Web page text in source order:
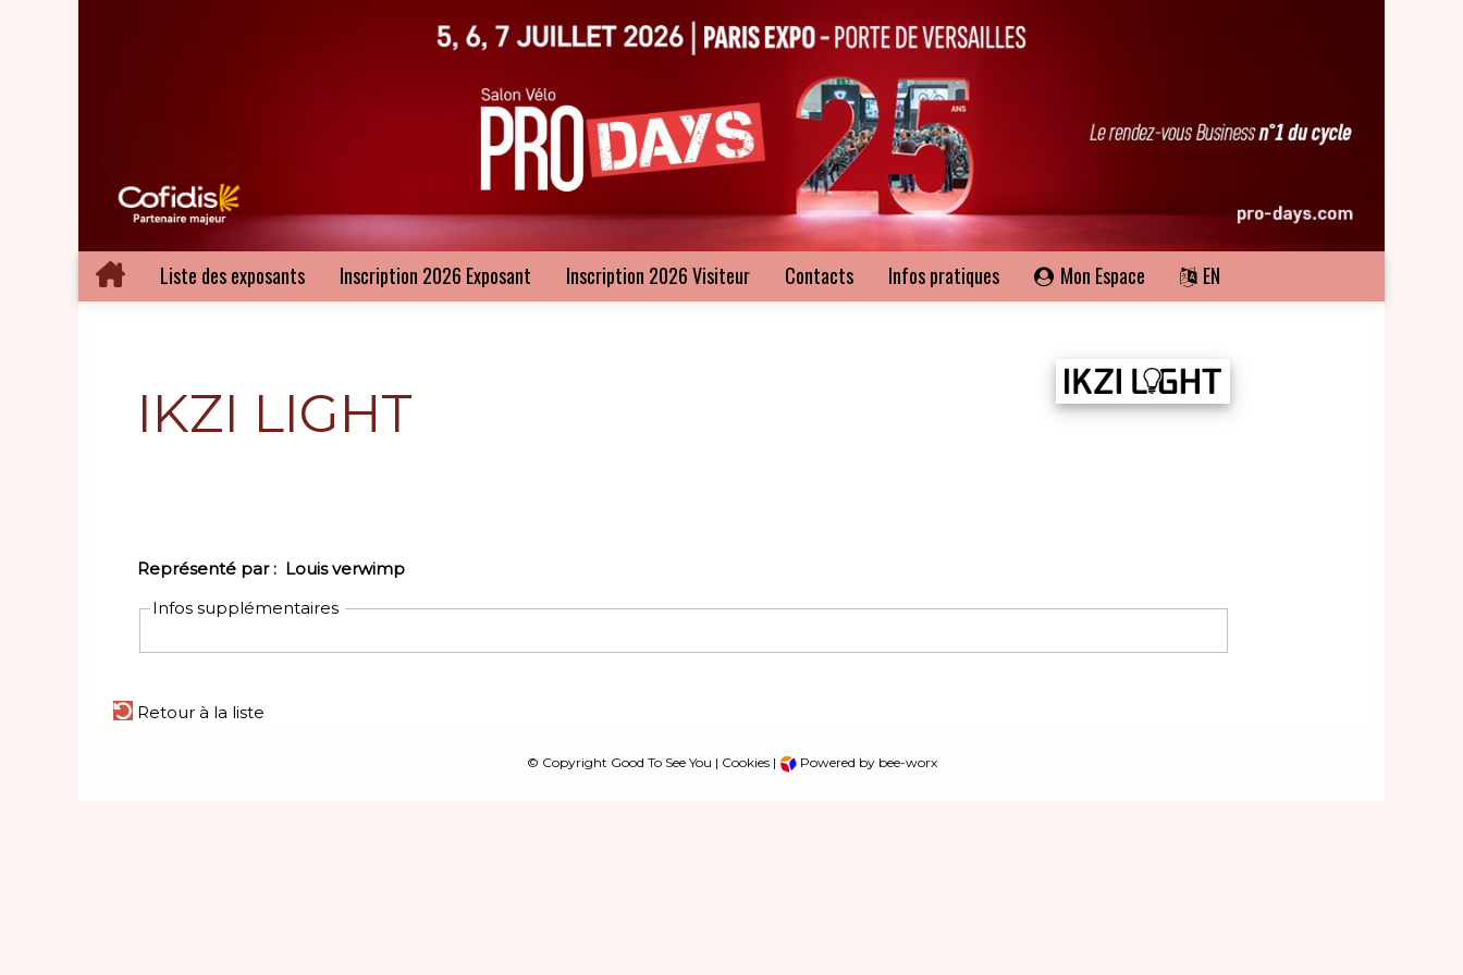
Liste des exposants Inscription 2026 Exposant Inscription 2026 Visiteur Contacts Infos pratiques Mon Espace EN
IKZI LIGHT
Représenté par : Louis verwimp
Infos supplémentaires
Retour à la liste
© Copyright Good To See You | Cookies| Powered by bee-worx